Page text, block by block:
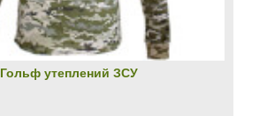
Гольф утеплений ЗСУ